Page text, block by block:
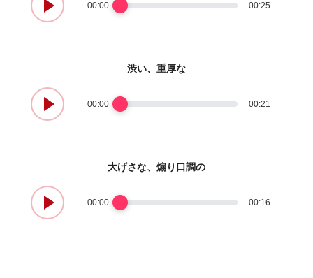
00:00 00:25
渋い、重厚な
00:00 00:21
大げさな、煽り口調の
00:00 00:16